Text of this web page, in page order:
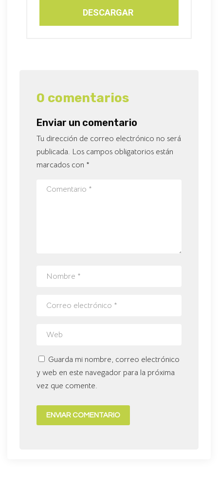
DESCARGAR
0 comentarios
Enviar un comentario
Tu dirección de correo electrónico no será
publicada. Los campos obligatorios están
marcados con *
Guarda mi nombre, correo electrónico
y web en este navegador para la próxima
vez que comente.
ENVIAR COMENTARIO